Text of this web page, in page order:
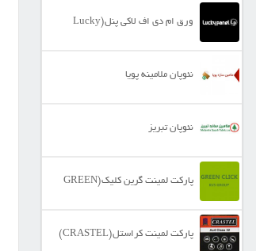
ورق ام دی اف لاکی پنل(Lucky
نئوپان ملامینه پویا
نئوپان تبریز
پارکت لمینت گرین کلیک(GREEN
CLICK)
پارکت لمینت کراستل(CRASTEL)